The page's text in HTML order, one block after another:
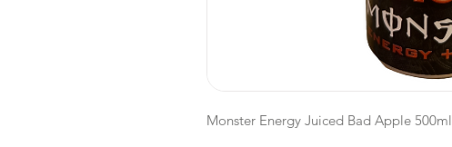
Monster Energy Juiced Bad Apple 500ml